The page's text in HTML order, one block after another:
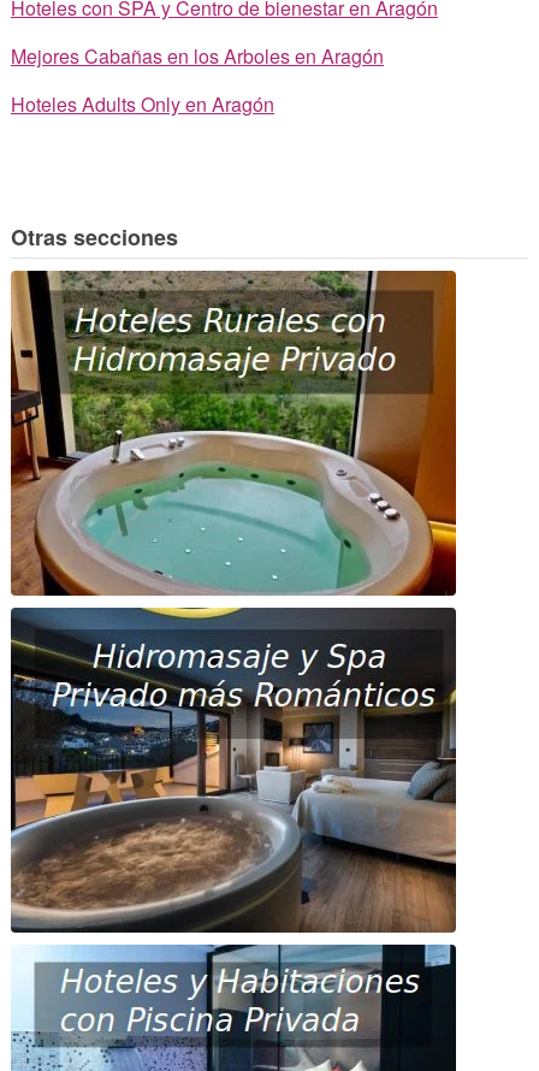
Hoteles con SPA y Centro de bienestar en Aragón
Mejores Cabañas en los Arboles en Aragón
Hoteles Adults Only en Aragón
Otras secciones